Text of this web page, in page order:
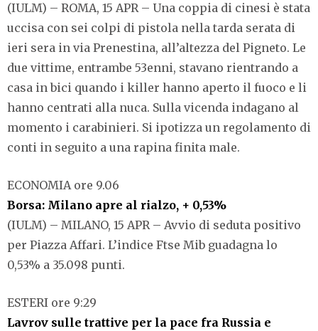
(IULM) – ROMA, 15 APR – Una coppia di cinesi è stata
uccisa con sei colpi di pistola nella tarda serata di
ieri sera in via Prenestina, all’altezza del Pigneto. Le
due vittime, entrambe 53enni, stavano rientrando a
casa in bici quando i killer hanno aperto il fuoco e li
hanno centrati alla nuca. Sulla vicenda indagano al
momento i carabinieri. Si ipotizza un regolamento di
conti in seguito a una rapina finita male.
ECONOMIA ore 9.06
Borsa: Milano apre al rialzo, + 0,53%
(IULM) – MILANO, 15 APR – Avvio di seduta positivo
per Piazza Affari. L’indice Ftse Mib guadagna lo
0,53% a 35.098 punti.
ESTERI ore 9:29
Lavrov sulle trattive per la pace fra Russia e